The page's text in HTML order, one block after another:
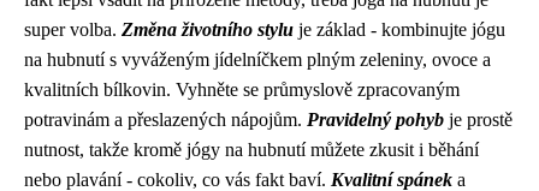
super volba. Změna životního stylu je základ - kombinujte jógu
na hubnutí s vyváženým jídelníčkem plným zeleniny, ovoce a
kvalitních bílkovin. Vyhněte se průmyslově zpracovaným
potravinám a přeslazených nápojům. Pravidelný pohyb je prostě
nutnost, takže kromě jógy na hubnutí můžete zkusit i běhání
nebo plavání - cokoliv, co vás fakt baví. Kvalitní spánek a